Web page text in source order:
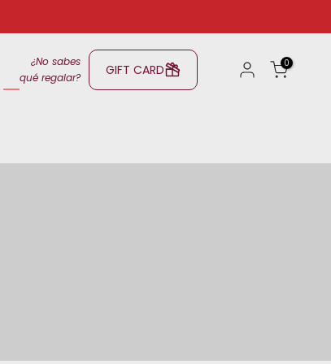
¿No sabes
qué regalar?
GIFT CARD 0